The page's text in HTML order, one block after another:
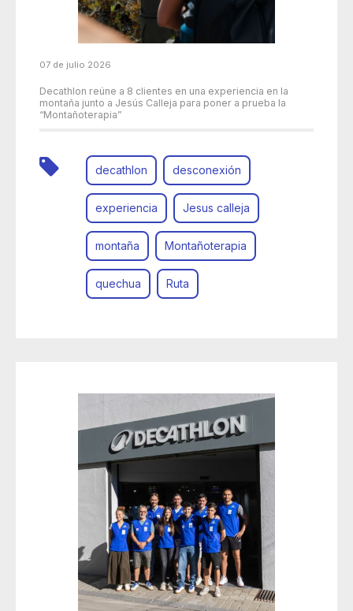
07 de julio 2026
Decathlon reúne a 8 clientes en una experiencia en la
montaña junto a Jesús Calleja para poner a prueba la
“Montañoterapia”
decathlon desconexión
experiencia Jesus calleja
montaña Montañoterapia
quechua Ruta